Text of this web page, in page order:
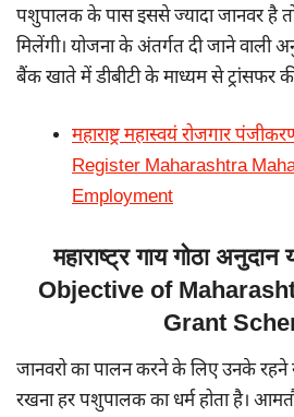
पशुपालक के पास इससे ज्यादा जानवर है तो
मिलेंगी। योजना के अंतर्गत दी जाने वाली
बैंक खाते में डीबीटी के माध्यम से ट्रांसफर
महाराष्ट्र महास्वयं रोजगार
Register Maharashtra
Employment
महाराष्ट्र गाय गोठा अनुदान
Objective of
Grant
जानवरो का पालन करने के लिए उनके रहने
रखना हर पशुपालक का धर्म होता है।